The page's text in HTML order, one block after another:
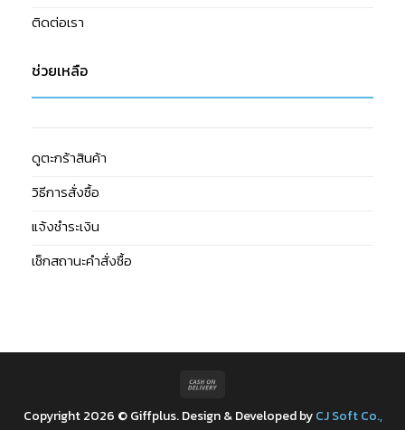
ติดต่อเรา
ช่วยเหลือ
ดูตะกร้าสินค้า
วิธีการสั่งซื้อ
แจ้งชำระเงิน
เช็กสถานะคำสั่งซื้อ
Delivery
Copyright 2026 © Giffplus. Design & Developed byCJ Soft Co.,